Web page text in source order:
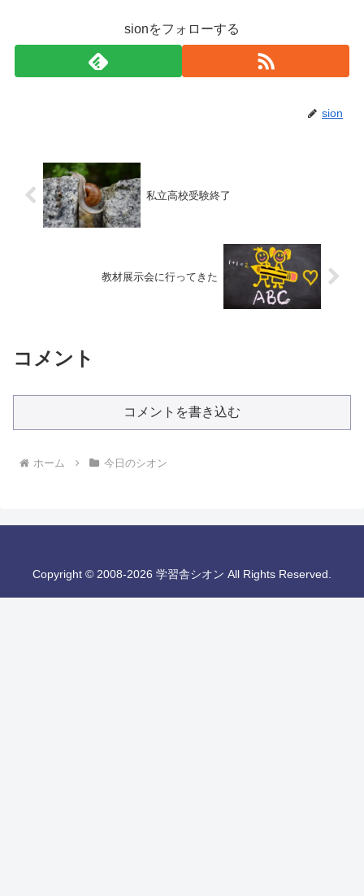
sionをフォローする
sion
私立高校受験終了
教材展示会に行ってきた
コメント
コメントを書き込む
ホーム 今日のシオン
Copyright © 2008-2026 学習舎シオン All Rights Reserved.